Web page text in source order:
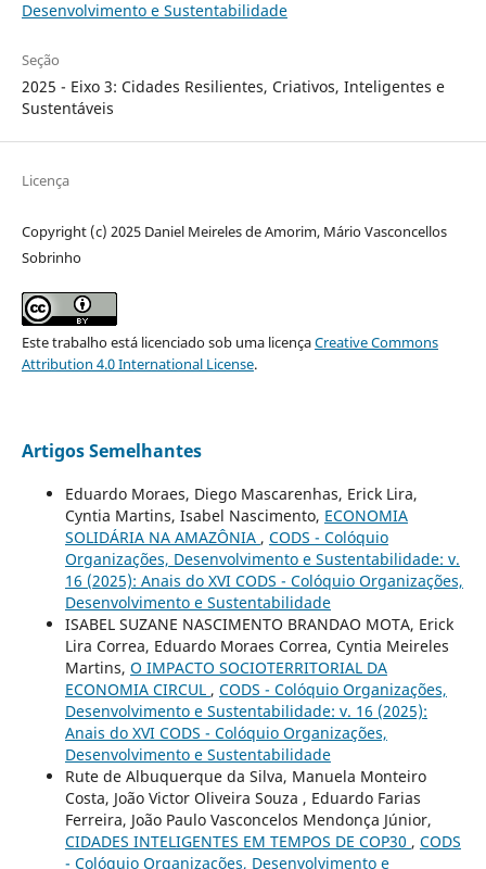
Desenvolvimento e Sustentabilidade
Seção
2025 - Eixo 3: Cidades Resilientes, Criativos, Inteligentes e
Sustentáveis
Licença
Copyright (c) 2025 Daniel Meireles de Amorim, Mário Vasconcellos
Sobrinho
Este trabalho está licenciado sob uma licençaCreative Commons
Attribution 4.0 International License.
Artigos Semelhantes
Eduardo Moraes, Diego Mascarenhas, Erick Lira,
Cyntia Martins, Isabel Nascimento, ECONOMIA
SOLIDÁRIA NA AMAZÔNIA , CODS - Colóquio
Organizações, Desenvolvimento e Sustentabilidade: v.
16 (2025): Anais do XVI CODS - Colóquio Organizações,
Desenvolvimento e Sustentabilidade
ISABEL SUZANE NASCIMENTO BRANDAO MOTA, Erick
Lira Correa, Eduardo Moraes Correa, Cyntia Meireles
Martins, O IMPACTO SOCIOTERRITORIAL DA
ECONOMIA CIRCUL , CODS - Colóquio Organizações,
Desenvolvimento e Sustentabilidade: v. 16 (2025):
Anais do XVI CODS - Colóquio Organizações,
Desenvolvimento e Sustentabilidade
Rute de Albuquerque da Silva, Manuela Monteiro
Costa, João Victor Oliveira Souza , Eduardo Farias
Ferreira, João Paulo Vasconcelos Mendonça Júnior,
CIDADES INTELIGENTES EM TEMPOS DE COP30 , CODS
- Colóquio Organizações, Desenvolvimento e